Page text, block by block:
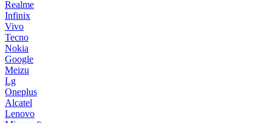
Realme
Infinix
Vivo
Tecno
Nokia
Google
Meizu
Lg
Oneplus
Alcatel
Lenovo